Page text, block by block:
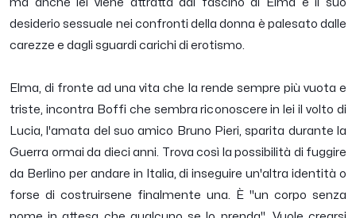
ma anche lei viene attratta dal fascino di Elma e il suo
desiderio sessuale nei confronti della donna è palesato dalle
carezze e dagli sguardi carichi di erotismo.
Elma, di fronte ad una vita che la rende sempre più vuota e
triste, incontra Boffi che sembra riconoscere in lei il volto di
Lucia, l'amata del suo amico Bruno Pieri, sparita durante la
Guerra ormai da dieci anni. Trova così la possibilità di fuggire
da Berlino per andare in Italia, di inseguire un'altra identità o
forse di costruirsene finalmente una. È "un corpo senza